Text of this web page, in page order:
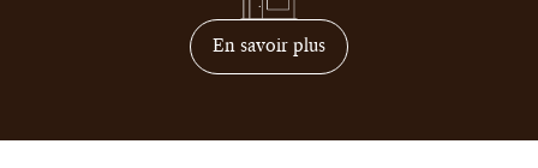
En savoir plussur comment devenir